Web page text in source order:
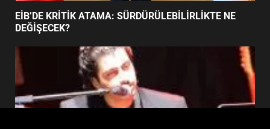
TURNUVASI KAYITLARI NEYİ
7
BURHANİYE BELEDİYESPOR’DA
YENİ YÖNETİM NASIL
ŞEKİLLENDİ?
EİB’DE KRİTİK ATAMA: SÜRDÜRÜLEBİLİRLİKTE NE
DEĞİŞECEK?